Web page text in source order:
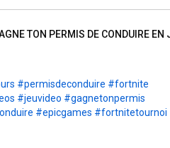
#permisdeconduire #fortnite
#jeuvideo #gagnetonpermis
#epicgames #fortnitetournoi